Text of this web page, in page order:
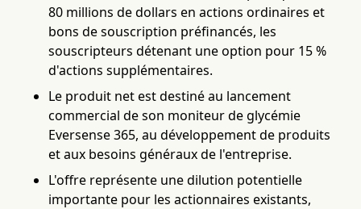
80 millions de dollars en actions ordinaires et
bons de souscription préfinancés, les
souscripteurs détenant une option pour 15 %
d'actions supplémentaires.
Le produit net est destiné au lancement
commercial de son moniteur de glycémie
Eversense 365, au développement de produits
et aux besoins généraux de l'entreprise.
L'offre représente une dilution potentielle
importante pour les actionnaires existants,